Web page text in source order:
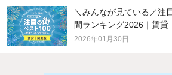
＼みんなが見ている／注
間ランキング2026｜賃貸
2026年01月30日